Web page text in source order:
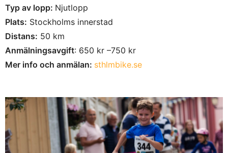
Typ av lopp: Njutlopp
Plats: Stockholms innerstad
Distans: 50 km
Anmälningsavgift: 650 kr –750 kr
Mer info och anmälan: sthlmbike.se